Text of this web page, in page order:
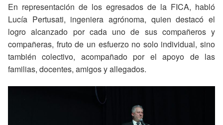
En representación de los egresados de la FICA, habló
Lucía Pertusati, ingeniera agrónoma, quien destacó el
logro alcanzado por cada uno de sus compañeros y
compañeras, fruto de un esfuerzo no solo individual, sino
también colectivo, acompañado por el apoyo de las
familias, docentes, amigos y allegados.